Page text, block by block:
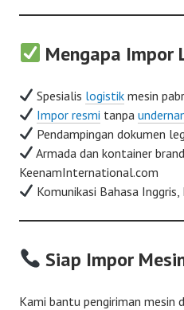
Mengapa Impor
Spesialis logistik mesin
Impor resmi tanpa
Pendampingan dokumen
Armada dan kontainer
KeenamInternational.com
Komunikasi Bahasa
Siap Impor
Kami bantu pengiriman mesin